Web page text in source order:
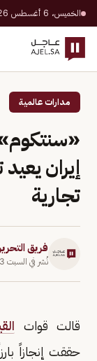
الخميس، 6 أغسطس 2026 · 23 صفر 1448 هـ
مدارات عالمية
تجارية
فريق التحرير
نُشر في السبت 23 مايو 2026
قالت قوات